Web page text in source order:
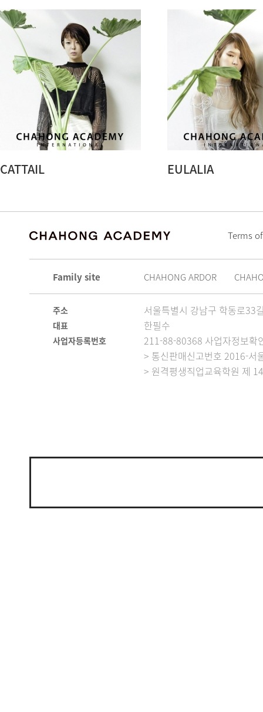
CATTAIL EULALIA
Family site CHAHONG ARDOR
Terms
주소 서울특별시 강남구 학동로33
대표 한필수
사업자등록번호
211-88-80368 사업자정보확
> 통신판매신고번호 2016-서
> 원격평생직업교육학원 제